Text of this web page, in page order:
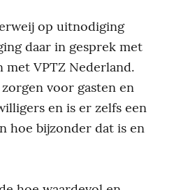
op uitnodiging
daar in gesprek met
VPTZ Nederland.
voor gasten en
en is er zelfs een
hoe bijzonder dat is en